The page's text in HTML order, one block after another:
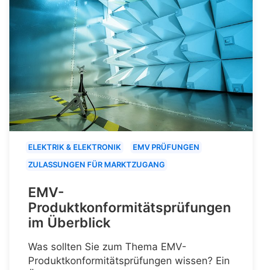
ELEKTRIK & ELEKTRONIK
EMV PRÜFUNGEN
ZULASSUNGEN FÜR MARKTZUGANG
EMV-
Produktkonformitätsprüfungen
im Überblick
Was sollten Sie zum Thema EMV-
Produktkonformitätsprüfungen wissen? Ein